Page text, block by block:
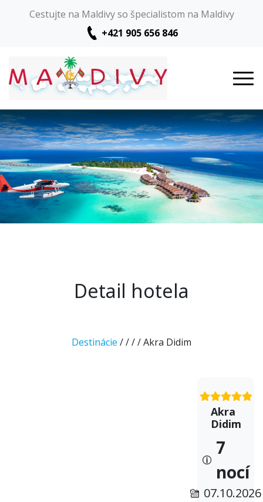
Cestujte na Maldivy so špecialistom na Maldivy
+421 905 656 846
Detail hotela
Destinácie //// Akra Didim
Akra
Didim
7
nocí
07.10.2026